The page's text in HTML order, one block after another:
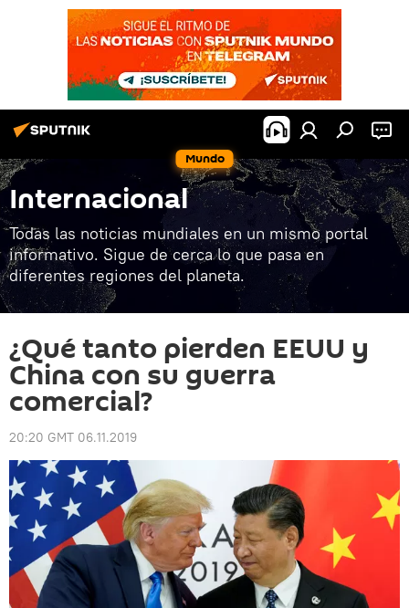
Mundo
Internacional
Todas las noticias mundiales en un mismo portal
informativo. Sigue de cerca lo que pasa en
diferentes regiones del planeta.
¿Qué tanto pierden EEUU y
China con su guerra
comercial?
20:20 GMT 06.11.2019